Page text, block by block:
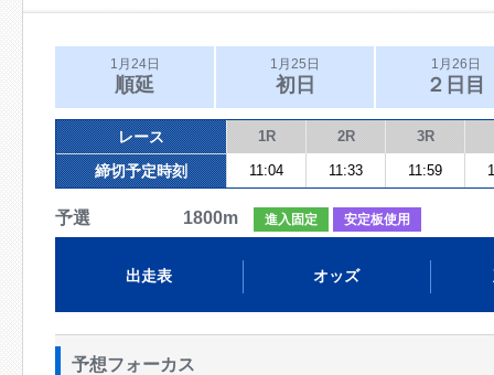
1月24日
順延
1月25日
初日
1月26日
２日目
レース 1R 2R 3R
締切予定時刻 11:04 11:33 11:59
予選 1800m 進入固定 安定板使用
出走表 オッズ
予想フォーカス